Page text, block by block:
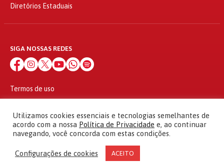
Diretórios Estaduais
SIGA NOSSAS REDES
Termos de uso
© 2010 - 2026
Partido dos Trabalhadores Todos os direitos reservados
Utilizamos cookies essenciais e tecnologias semelhantes de
acordo com a nossa Política de Privacidade e, ao continuar
navegando, você concorda com estas condições.
Configurações de cookies ACEITO